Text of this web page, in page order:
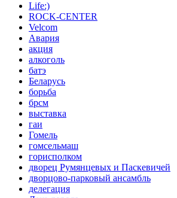
Life:)
ROCK-CENTER
Velcom
Авария
акция
алкоголь
батэ
Беларусь
борьба
брсм
выставка
гаи
Гомель
гомсельмаш
горисполком
дворец Румянцевых и Паскевичей
дворцово-парковый ансамбль
делегация